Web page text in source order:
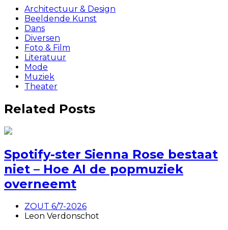
Architectuur & Design
Beeldende Kunst
Dans
Diversen
Foto & Film
Literatuur
Mode
Muziek
Theater
Related Posts
Spotify-ster Sienna Rose bestaat
niet – Hoe AI de popmuziek
overneemt
ZOUT 6/7-2026
Leon Verdonschot